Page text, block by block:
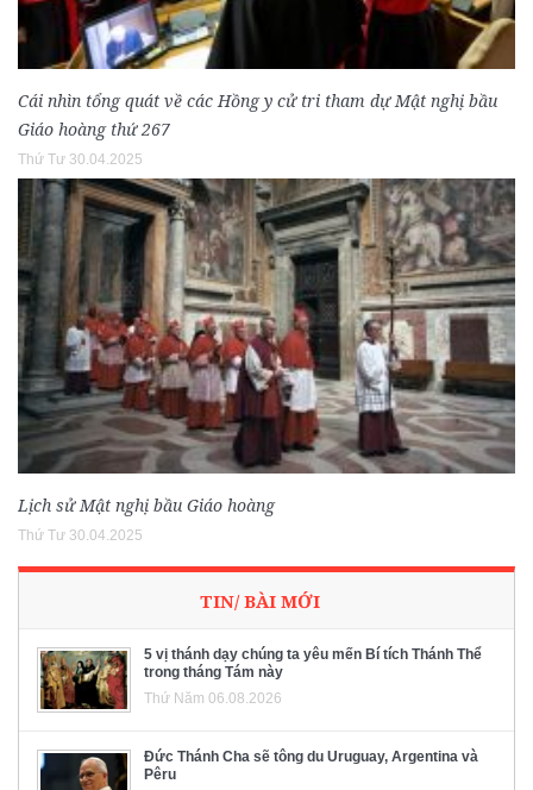
Cái nhìn tổng quát về các Hồng y cử tri tham dự Mật nghị bầu
Giáo hoàng thứ 267
Thứ Tư 30.04.2025
Lịch sử Mật nghị bầu Giáo hoàng
Thứ Tư 30.04.2025
TIN/ BÀI MỚI
5 vị thánh dạy chúng ta yêu mến Bí tích Thánh Thể
trong tháng Tám này
Thứ Năm 06.08.2026
Đức Thánh Cha sẽ tông du Uruguay, Argentina và
Pêru